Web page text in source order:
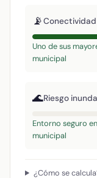
📡Conectividad
Uno de sus
municipal
🌊Riesgo
Entorno seguro
municipal
¿Cómo se